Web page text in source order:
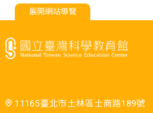
展開網站導覽
11165臺北市士林區士商路189號